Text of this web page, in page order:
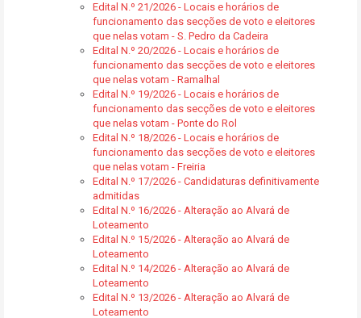
Edital N.º 21/2026 - Locais e horários de
funcionamento das secções de voto e eleitores
que nelas votam - S. Pedro da Cadeira
Edital N.º 20/2026 - Locais e horários de
funcionamento das secções de voto e eleitores
que nelas votam - Ramalhal
Edital N.º 19/2026 - Locais e horários de
funcionamento das secções de voto e eleitores
que nelas votam - Ponte do Rol
Edital N.º 18/2026 - Locais e horários de
funcionamento das secções de voto e eleitores
que nelas votam - Freiria
Edital N.º 17/2026 - Candidaturas definitivamente
admitidas
Edital N.º 16/2026 - Alteração ao Alvará de
Loteamento
Edital N.º 15/2026 - Alteração ao Alvará de
Loteamento
Edital N.º 14/2026 - Alteração ao Alvará de
Loteamento
Edital N.º 13/2026 - Alteração ao Alvará de
Loteamento